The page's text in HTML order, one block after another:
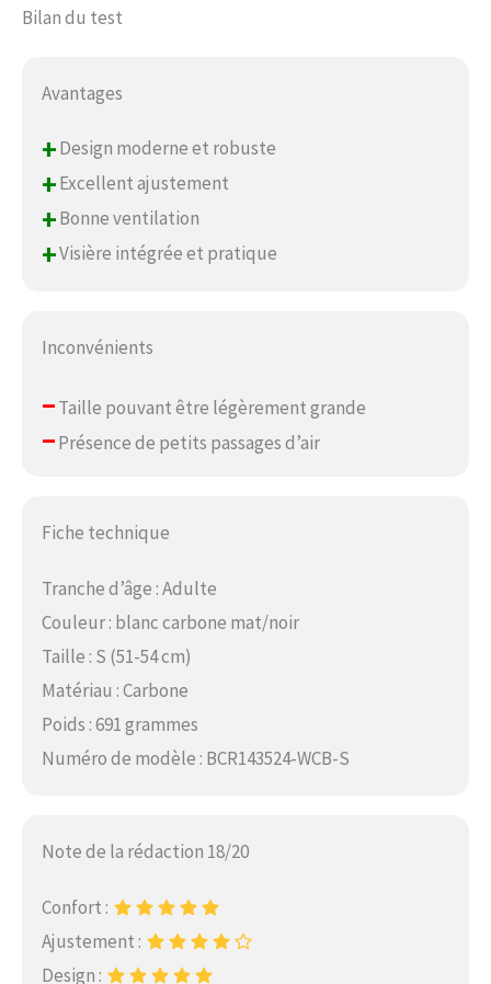
Bilan du test
Avantages
+Design moderne et robuste
+Excellent ajustement
+Bonne ventilation
+Visière intégrée et pratique
Inconvénients
–Taille pouvant être légèrement grande
–Présence de petits passages d’air
Fiche technique
Tranche d’âge : Adulte
Couleur : blanc carbone mat/noir
Taille : S (51-54 cm)
Matériau : Carbone
Poids : 691 grammes
Numéro de modèle : BCR143524-WCB-S
Note de la rédaction 18/20
Confort :
Ajustement :
Design :